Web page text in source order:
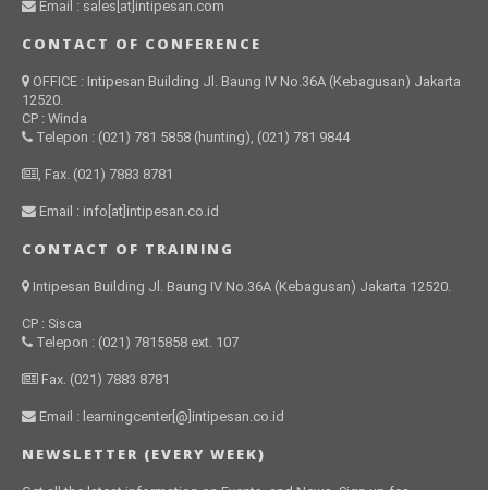
Email : sales[at]intipesan.com
CONTACT OF CONFERENCE
OFFICE : Intipesan Building Jl. Baung IV No.36A (Kebagusan) Jakarta
12520.
CP : Winda
Telepon : (021) 781 5858 (hunting), (021) 781 9844
, Fax. (021) 7883 8781
Email : info[at]intipesan.co.id
CONTACT OF TRAINING
Intipesan Building Jl. Baung IV No.36A (Kebagusan) Jakarta 12520.
CP : Sisca
Telepon : (021) 7815858 ext. 107
Fax. (021) 7883 8781
Email : learningcenter[@]intipesan.co.id
NEWSLETTER (EVERY WEEK)